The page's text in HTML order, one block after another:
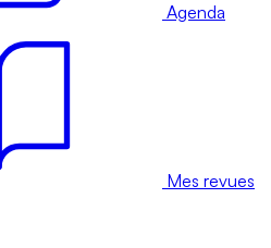
Agenda
Mes revues